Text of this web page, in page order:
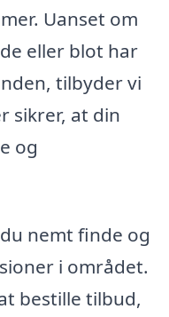
Uanset om
eller blot har
tilbyder vi
sikrer, at din
og
nemt finde og
i området.
bestille tilbud,